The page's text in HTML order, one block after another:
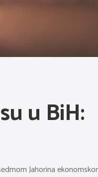
u BiH:
Jahorina